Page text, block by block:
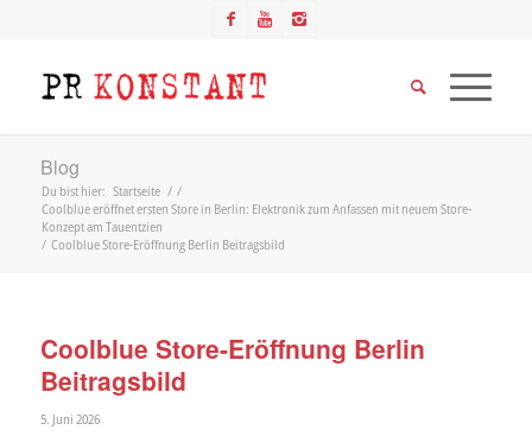
Blog
Du bist hier: Startseite / /
Coolblue eröffnet ersten Store in Berlin: Elektronik zum Anfassen mit neuem Store-
Konzept am Tauentzien
/ Coolblue Store-Eröffnung Berlin Beitragsbild
Coolblue Store-Eröffnung Berlin
Beitragsbild
5. Juni 2026